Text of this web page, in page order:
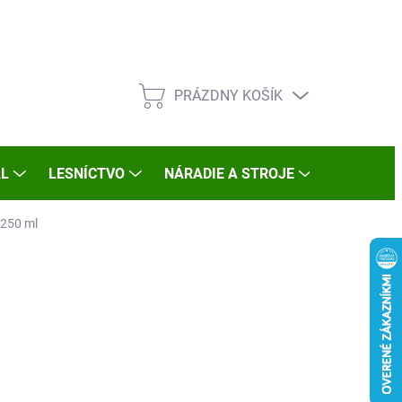
NÁKUPNÝ
PRÁZDNY KOŠÍK
LESNÍCTVO NÁRADIE A STROJE
ml